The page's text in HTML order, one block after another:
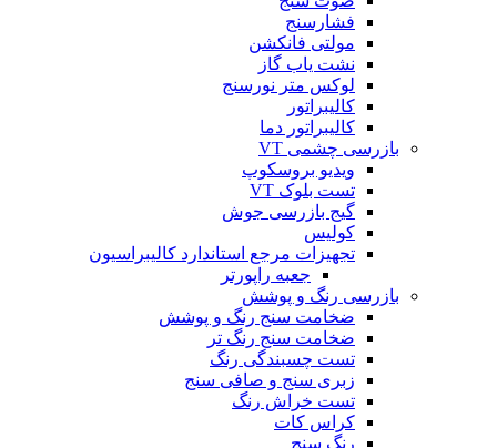
فشارسنج
مولتی فانکشن
نشت یاب گاز
لوکس متر نورسنج
کالیبراتور
کالیبراتور دما
بازرسی چشمی VT
ویدیو بروسکوپ
تست بلوک VT
گیج بازرسی جوش
کولیس
تجهیزات مرجع استاندارد کالیبراسیون
جعبه راپورتر
بازرسی رنگ و پوشش
ضخامت سنج رنگ و پوشش
ضخامت سنج رنگ تر
تست چسبندگی رنگ
زبری سنج و صافی سنج
تست خراش رنگ
کراس کات
رنگ سنج